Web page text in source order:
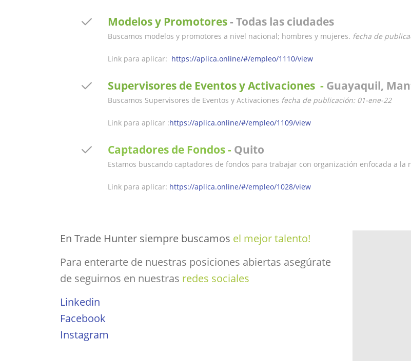
Modelos y Promotores- Todas las ciudades
Buscamos modelos y promotores a nivel nacional; hombres y mujeres. fecha de
Link para aplicar: https://aplica.online/#/empleo/1110/view
Supervisores de Eventos y Activaciones - Guayaquil,
Buscamos Supervisores de Eventos y Activaciones fecha de publicación: 01-ene-22
Link para aplicar :https://aplica.online/#/empleo/1109/view
Captadores de Fondos - Quito
Estamos buscando captadores de fondos para trabajar con organización enfocada a la
Link para aplicar: https://aplica.online/#/empleo/1028/view
En Trade Hunter siempre buscamos el mejor talento!
Para enterarte de nuestras posiciones abiertas asegúrate
de seguirnos en nuestras redes sociales
Linkedin
Facebook
Instagram